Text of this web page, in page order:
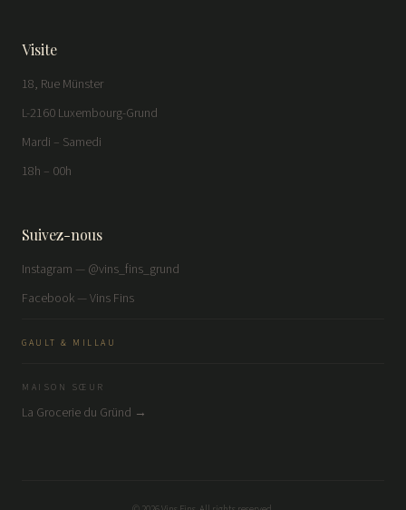
Visite
18, Rue Münster
L-2160 Luxembourg-Grund
Mardi – Samedi
18h – 00h
Suivez-nous
Instagram — @vins_fins_grund
Facebook — Vins Fins
GAULT & MILLAU
MAISON SŒUR
La Grocerie du Gründ →